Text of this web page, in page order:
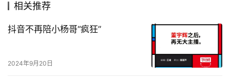
相关推荐
抖音不再陪小杨哥“疯狂”
2024年9月20日